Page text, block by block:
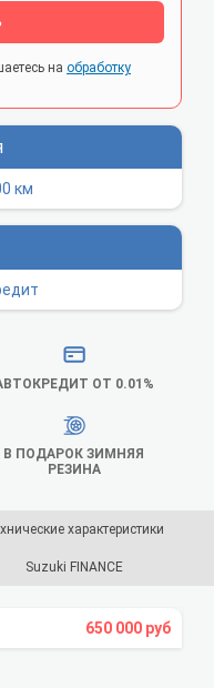
на обработку
км
ОТ 0.01%
В ПОДАРОК ЗИМНЯЯ
РЕЗИНА
характеристики
Suzuki FINANCE
650 000 руб